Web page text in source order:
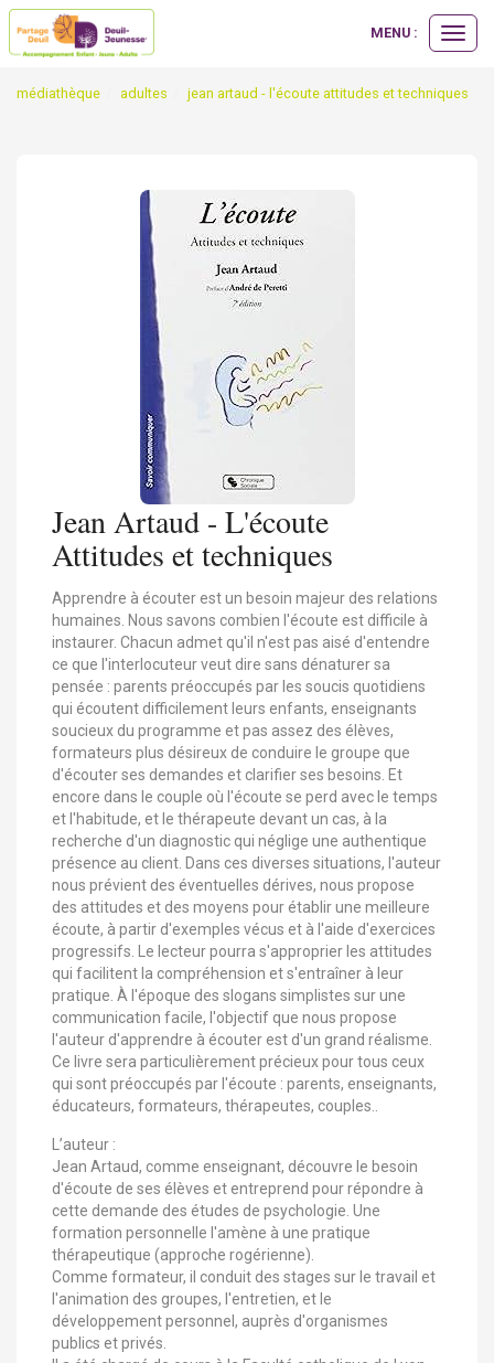
Ouvrir
le
MENU :
médiathèque adultes jean artaud - l'écoute attitudes et techniques
Jean Artaud - L'écoute
Attitudes et techniques
Apprendre à écouter est un besoin majeur des relations
humaines. Nous savons combien l'écoute est difficile à
instaurer. Chacun admet qu'il n'est pas aisé d'entendre
ce que l'interlocuteur veut dire sans dénaturer sa
pensée : parents préoccupés par les soucis quotidiens
qui écoutent difficilement leurs enfants, enseignants
soucieux du programme et pas assez des élèves,
formateurs plus désireux de conduire le groupe que
d'écouter ses demandes et clarifier ses besoins. Et
encore dans le couple où l'écoute se perd avec le temps
et l'habitude, et le thérapeute devant un cas, à la
recherche d'un diagnostic qui néglige une authentique
présence au client. Dans ces diverses situations, l'auteur
nous prévient des éventuelles dérives, nous propose
des attitudes et des moyens pour établir une meilleure
écoute, à partir d'exemples vécus et à l'aide d'exercices
progressifs. Le lecteur pourra s'approprier les attitudes
qui facilitent la compréhension et s'entraîner à leur
pratique. À l'époque des slogans simplistes sur une
communication facile, l'objectif que nous propose
l'auteur d'apprendre à écouter est d'un grand réalisme.
Ce livre sera particulièrement précieux pour tous ceux
qui sont préoccupés par l'écoute : parents, enseignants,
éducateurs, formateurs, thérapeutes, couples..
L’auteur :
Jean Artaud, comme enseignant, découvre le besoin
d'écoute de ses élèves et entreprend pour répondre à
cette demande des études de psychologie. Une
formation personnelle l'amène à une pratique
thérapeutique (approche rogérienne).
Comme formateur, il conduit des stages sur le travail et
l'animation des groupes, l'entretien, et le
développement personnel, auprès d'organismes
publics et privés.